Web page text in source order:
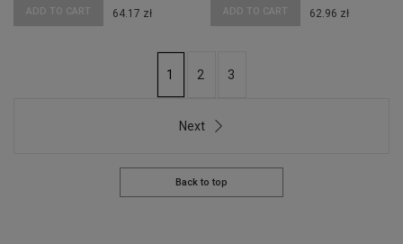
ADD TO CART 64.17 zł ADD TO CART 62.96 zł
1 2 3
Next
Back to top